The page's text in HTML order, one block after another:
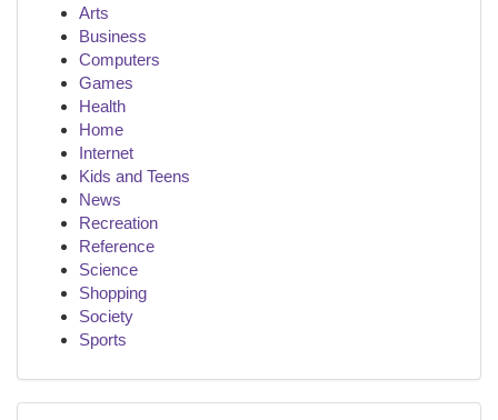
Arts
Business
Computers
Games
Health
Home
Internet
Kids and Teens
News
Recreation
Reference
Science
Shopping
Society
Sports